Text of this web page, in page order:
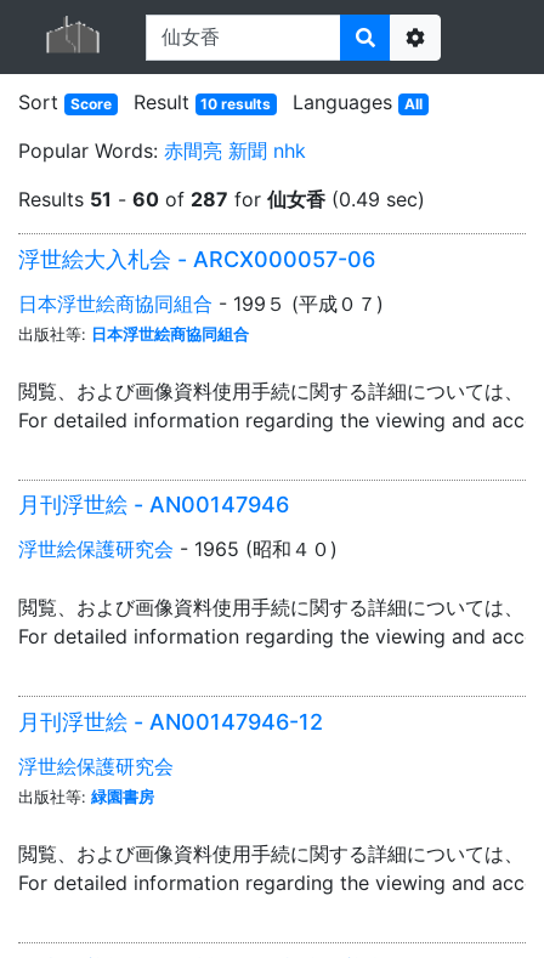
Options
Sort
Score Result 10 results Languages All
Popular Words: 赤間亮 新聞 nhk
Results 51 - 60 of 287 for 仙女香 (0.49 sec)
浮世絵大入札会 - ARCX000057-06
日本浮世絵商協同組合 - 199５ (平成０７)
出版社等: 日本浮世絵商協同組合
閲覧、および画像資料使用手続に関する詳細については、「
For detailed information regarding the viewing and
月刊浮世絵 - AN00147946
浮世絵保護研究会 - 1965 (昭和４０)
閲覧、および画像資料使用手続に関する詳細については、「
For detailed information regarding the viewing and
月刊浮世絵 - AN00147946-12
浮世絵保護研究会
出版社等: 緑園書房
閲覧、および画像資料使用手続に関する詳細については、「
For detailed information regarding the viewing and